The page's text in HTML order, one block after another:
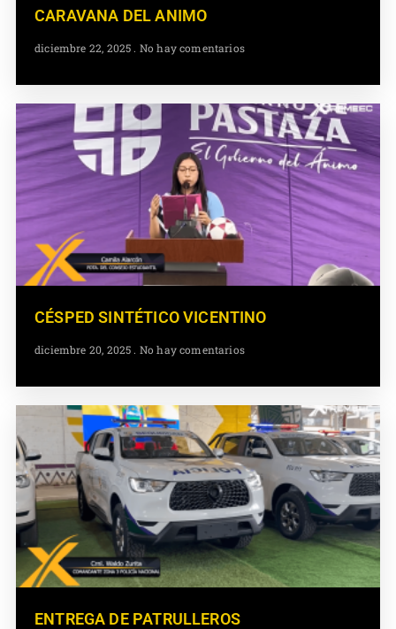
CARAVANA DEL ANIMO
diciembre 22, 2025 No hay comentarios
CÉSPED SINTÉTICO VICENTINO
diciembre 20, 2025 No hay comentarios
ENTREGA DE PATRULLEROS